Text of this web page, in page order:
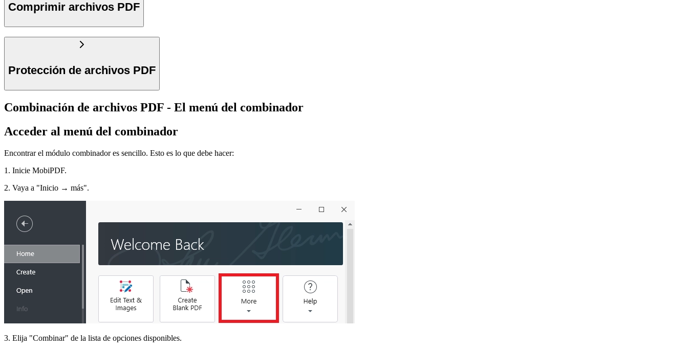
Comprimir archivos PDF
Protección de archivos PDF
Combinación de archivos PDF - El menú del combinador
Acceder al menú del combinador
Encontrar el módulo combinador es sencillo. Esto es lo que debe hacer:
1. Inicie MobiPDF.
2. Vaya a "Inicio → más".
3. Elija "Combinar" de la lista de opciones disponibles.